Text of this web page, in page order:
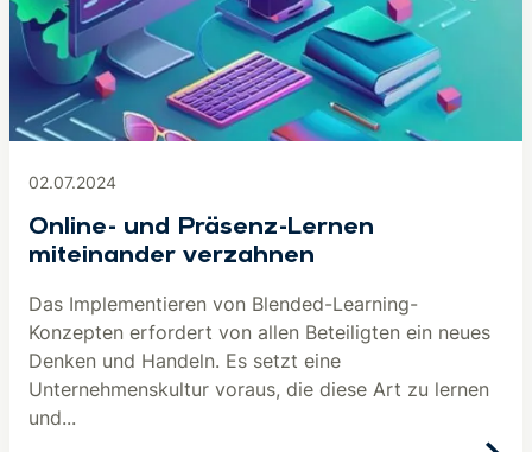
02.07.2024
Online- und Präsenz-Lernen
miteinander verzahnen
Das Implementieren von Blended-Learning-
Konzepten erfordert von allen Beteiligten ein neues
Denken und Handeln. Es setzt eine
Unternehmenskultur voraus, die diese Art zu lernen
und...